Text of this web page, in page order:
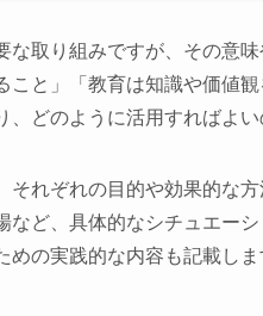
取り組みですが、その意
と」「教育は知識や価値
どのように活用すればよい
れぞれの目的や効果的な
ど、具体的なシチュエー
の実践的な内容も記載し